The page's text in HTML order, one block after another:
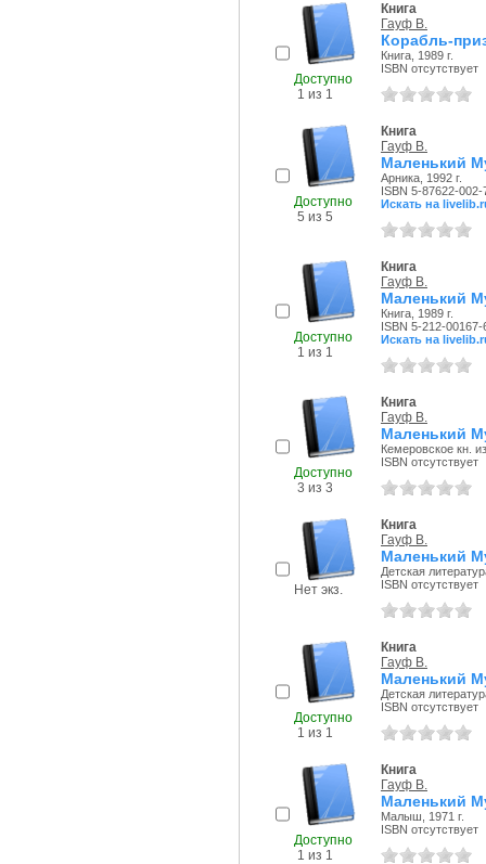
Доступно
1 из 1
Книга
Гауф В.
Корабль-
Книга, 1989 г.
ISBN отсутствует
Доступно
5 из 5
Книга
Гауф В.
Маленький
Арника, 1992 г.
ISBN 5-87622-002-
Искать на
Доступно
1 из 1
Книга
Гауф В.
Маленький
Книга, 1989 г.
ISBN 5-212-00167-
Искать на
Доступно
3 из 3
Книга
Гауф В.
Маленький
Кемеровское кн.
ISBN отсутствует
Нет экз.
Книга
Гауф В.
Маленький
Детская
ISBN отсутствует
Доступно
1 из 1
Книга
Гауф В.
Маленький
Детская
ISBN отсутствует
Доступно
1 из 1
Книга
Гауф В.
Маленький
Малыш, 1971 г.
ISBN отсутствует